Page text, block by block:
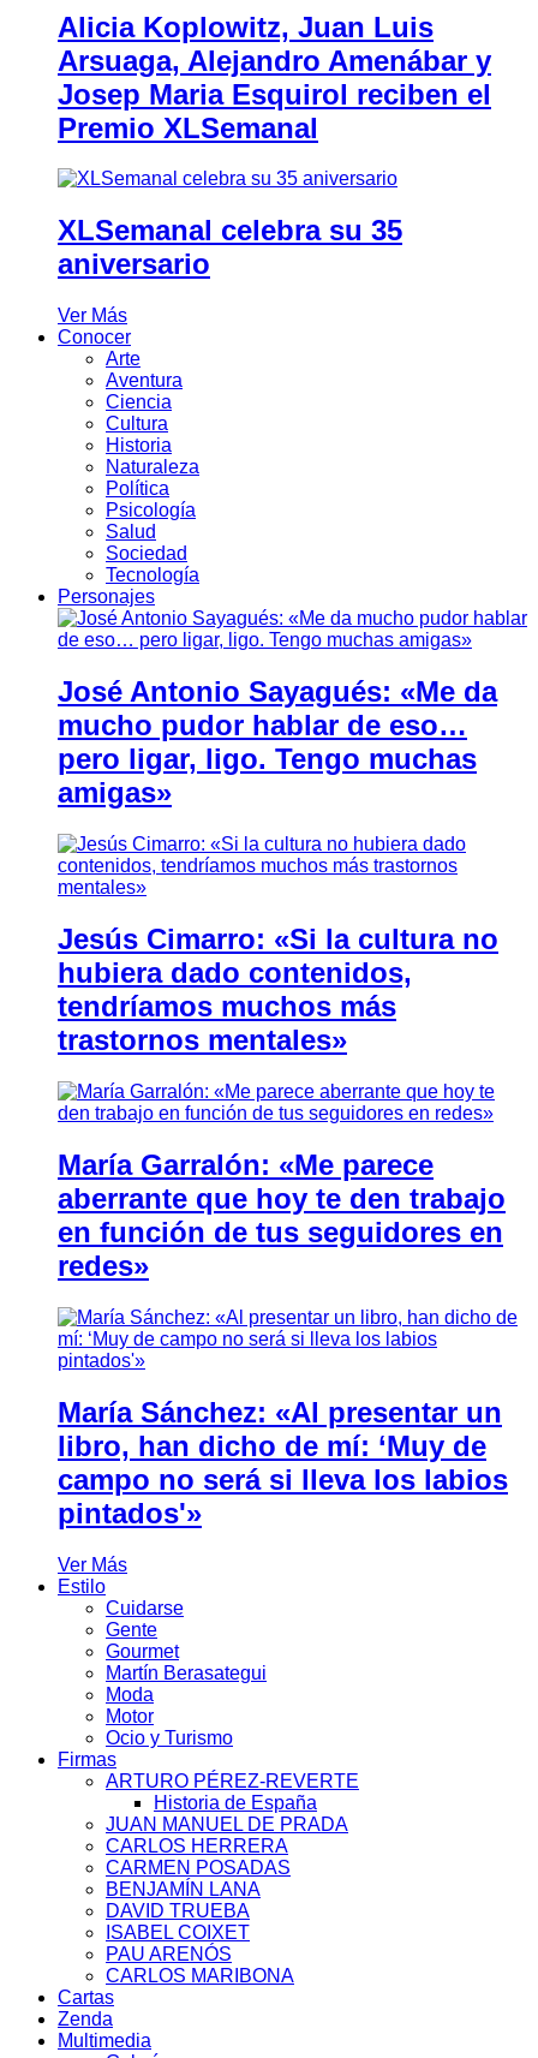
Alicia Koplowitz, Juan Luis
Arsuaga, Alejandro Amenábar y
Josep Maria Esquirol reciben el
Premio XLSemanal
XLSemanal celebra su 35
aniversario
Ver Más
Conocer
Arte
Aventura
Ciencia
Cultura
Historia
Naturaleza
Política
Psicología
Salud
Sociedad
Tecnología
Personajes
José Antonio Sayagués: «Me da
mucho pudor hablar de eso…
pero ligar, ligo. Tengo muchas
amigas»
Jesús Cimarro: «Si la cultura no
hubiera dado contenidos,
tendríamos muchos más
trastornos mentales»
María Garralón: «Me parece
aberrante que hoy te den trabajo
en función de tus seguidores en
redes»
María Sánchez: «Al presentar un
libro, han dicho de mí: ‘Muy de
campo no será si lleva los labios
pintados'»
Ver Más
Estilo
Cuidarse
Gente
Gourmet
Martín Berasategui
Moda
Motor
Ocio y Turismo
Firmas
ARTURO PÉREZ-REVERTE
Historia de España
JUAN MANUEL DE PRADA
CARLOS HERRERA
CARMEN POSADAS
BENJAMÍN LANA
DAVID TRUEBA
ISABEL COIXET
PAU ARENÓS
CARLOS MARIBONA
Cartas
Zenda
Multimedia